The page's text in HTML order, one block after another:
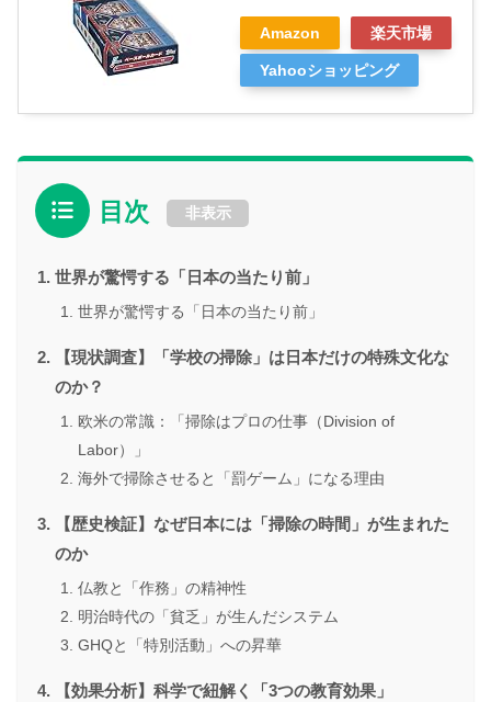
Amazon 楽天市場
Yahooショッピング
目次 非表示
世界が驚愕する「日本の当たり前」
世界が驚愕する「日本の当たり前」
【現状調査】「学校の掃除」は日本だけの特殊文化な
のか？
欧米の常識：「掃除はプロの仕事（Division of
Labor）」
海外で掃除させると「罰ゲーム」になる理由
【歴史検証】なぜ日本には「掃除の時間」が生まれた
のか
仏教と「作務」の精神性
明治時代の「貧乏」が生んだシステム
GHQと「特別活動」への昇華
【効果分析】科学で紐解く「3つの教育効果」